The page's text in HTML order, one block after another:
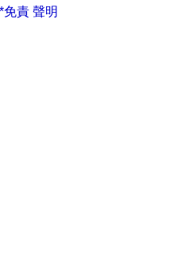
*免責 聲明